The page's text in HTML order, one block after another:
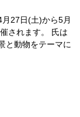
27日(土)から5月
されます。 氏は
と動物をテーマに